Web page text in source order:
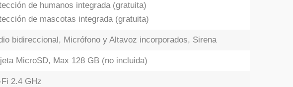
de humanos integrada (gratuita)
de mascotas integrada (gratuita)
bidireccional, Micrófono y Altavoz incorporados, Sirena
MicroSD, Max 128 GB (no incluida)
2.4 GHz